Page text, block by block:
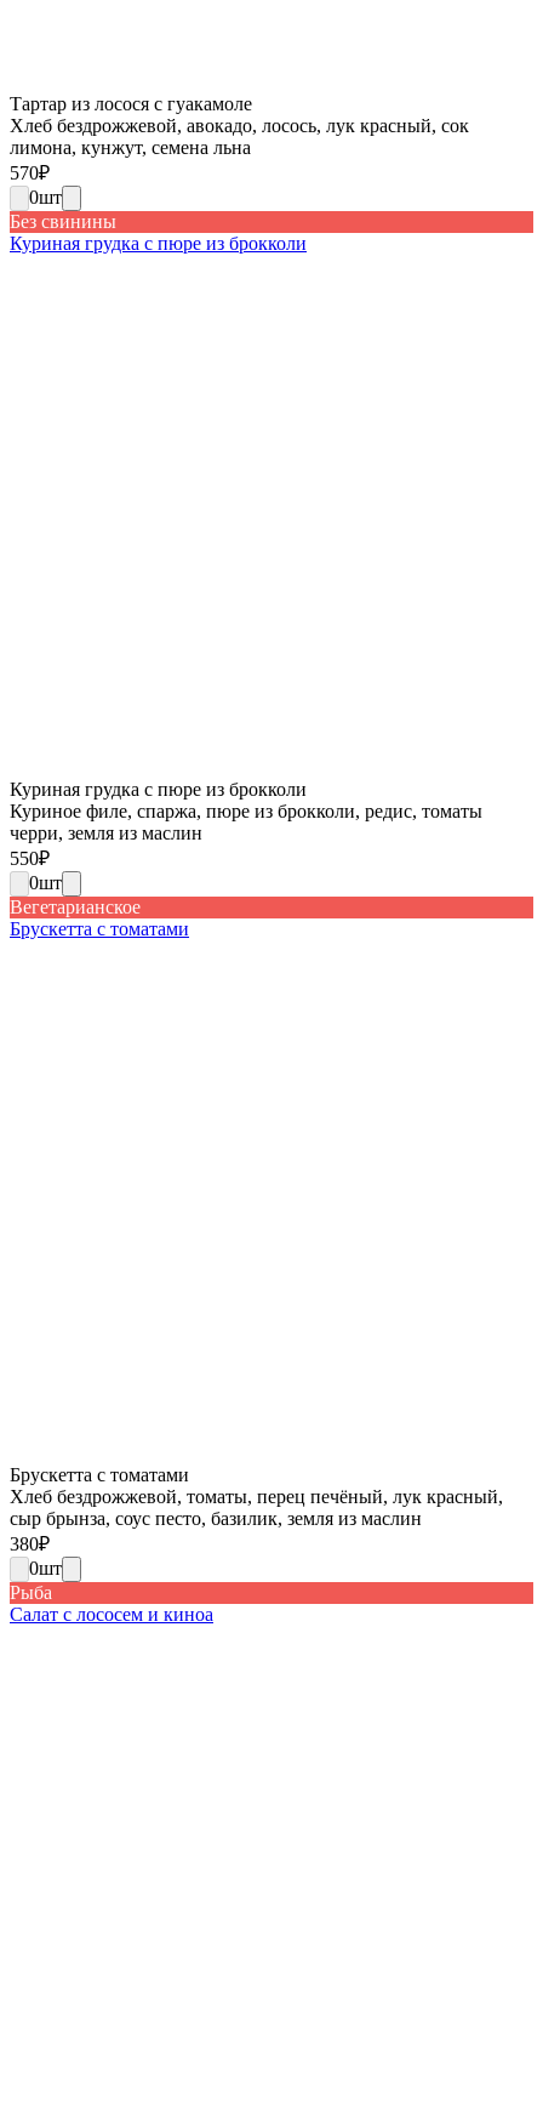
Тартар из лосося с гуакамоле
Хлеб бездрожжевой, авокадо, лосось, лук красный, сок
лимона, кунжут, семена льна
570₽
0шт
Без свинины
Куриная грудка с пюре из брокколи
Куриная грудка с пюре из брокколи
Куриное филе, спаржа, пюре из брокколи, редис, томаты
черри, земля из маслин
550₽
0шт
Вегетарианское
Брускетта с томатами
Брускетта с томатами
Хлеб бездрожжевой, томаты, перец печёный, лук красный,
сыр брынза, соус песто, базилик, земля из маслин
380₽
0шт
Рыба
Салат с лососем и киноа